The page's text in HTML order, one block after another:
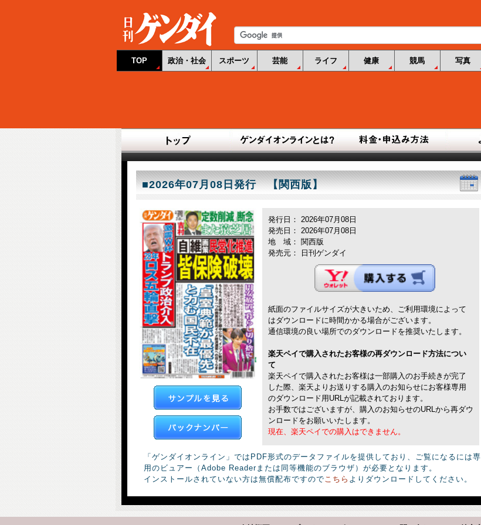
TOP 政治・社会 スポーツ 芸能 ライフ 健康 競馬 写真
■2026年07月08日発行 【関西版】
発行日： 2026年07月08日
発売日： 2026年07月08日
地 域： 関西版
発売元： 日刊ゲンダイ
紙面のファイルサイズが大きいため、ご利用環境によって
はダウンロードに時間かかる場合がございます。
通信環境の良い場所でのダウンロードを推奨いたします。
楽天ペイで購入されたお客様の再ダウンロード方法につい
て
楽天ペイで購入されたお客様は一部購入のお手続きが完了
した際、楽天よりお送りする購入のお知らせにお客様専用
のダウンロード用URLが記載されております。
お手数ではございますが、購入のお知らせのURLから再ダウ
ンロードをお願いいたします。
現在、楽天ペイでの購入はできません。
「ゲンダイオンライン」ではPDF形式のデータファイルを提供しており、ご覧になるには専
用のビュアー（Adobe Readerまたは同等機能のブラウザ）が必要となります。
インストールされていない方は無償配布ですのでこちら よりダウンロードしてください。